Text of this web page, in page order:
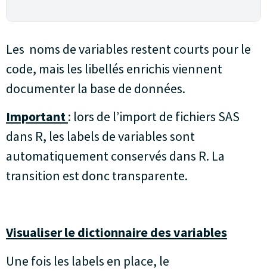
Les noms de variables restent courts pour le
code, mais les libellés enrichis viennent
documenter la base de données.
Important: lors de l’import de fichiers SAS
dans R, les labels de variables sont
automatiquement conservés dans R. La
transition est donc transparente.
Visualiser le dictionnaire des variables
Une fois les labels en place, le